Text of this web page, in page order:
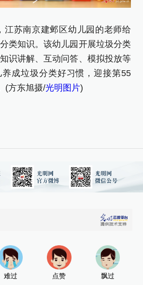
江苏南京建邺区幼儿园的老师给
类知识。该幼儿园开展垃圾分类
识讲解、互动问答、模拟投放等
成垃圾分类好习惯，迎接第55
(方东旭摄/光明图片)
难过 点赞 飘过